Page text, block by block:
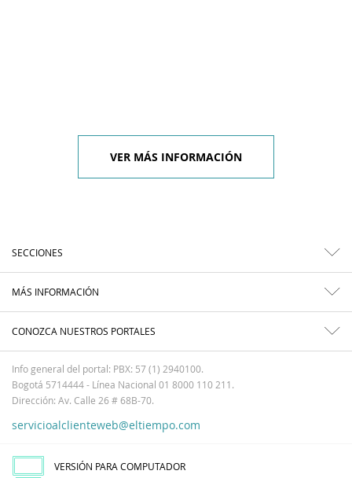
VER MÁS INFORMACIÓN
SECCIONES
MÁS INFORMACIÓN
CONOZCA NUESTROS PORTALES
Info general del portal: PBX: 57 (1) 2940100.
Bogotá 5714444 - Línea Nacional 01 8000 110 211.
Dirección: Av. Calle 26 # 68B-70.
servicioalclienteweb@eltiempo.com
VERSIÓN PARA COMPUTADOR